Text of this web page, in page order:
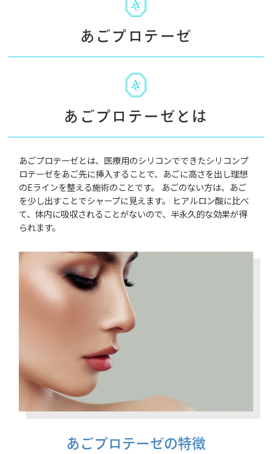
あごプロテーゼ
あごプロテーゼとは
あごプロテーゼとは、医療用のシリコンでできたシリコンプ
ロテーゼをあご先に挿入することで、あごに高さを出し理想
のEラインを整える施術のことです。 あごのない方は、あご
を少し出すことでシャープに見えます。 ヒアルロン酸に比べ
て、体内に吸収されることがないので、半永久的な効果が得
られます。
あごプロテーゼの特徴